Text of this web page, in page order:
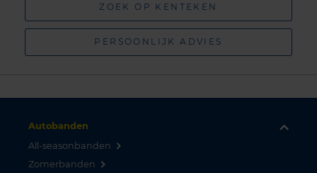
ZOEK OP KENTEKEN
PERSOONLIJK ADVIES
Autobanden
All-seasonbanden
Zomerbanden